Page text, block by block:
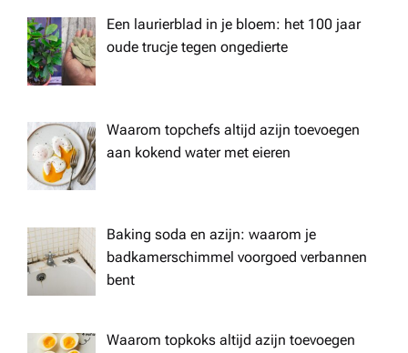
Een laurierblad in je bloem: het 100 jaar
oude trucje tegen ongedierte
Waarom topchefs altijd azijn toevoegen
aan kokend water met eieren
Baking soda en azijn: waarom je
badkamerschimmel voorgoed verbannen
bent
Waarom topkoks altijd azijn toevoegen